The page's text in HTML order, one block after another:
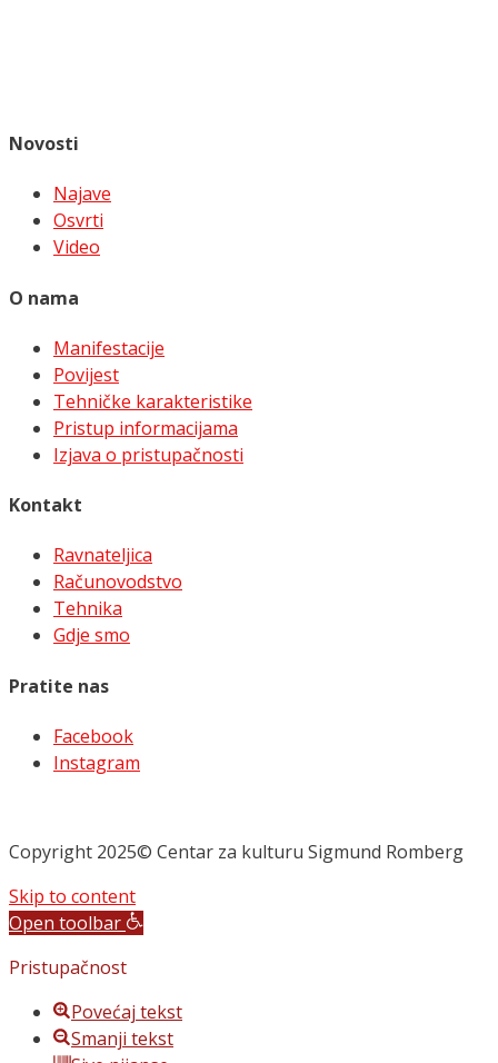
Novosti
Najave
Osvrti
Video
O nama
Manifestacije
Povijest
Tehničke karakteristike
Pristup informacijama
Izjava o pristupačnosti
Kontakt
Ravnateljica
Računovodstvo
Tehnika
Gdje smo
Pratite nas
Facebook
Instagram
Copyright 2025© Centar za kulturu Sigmund Romberg
Skip to content
Open toolbar
Pristupačnost
Povećaj tekst
Smanji tekst